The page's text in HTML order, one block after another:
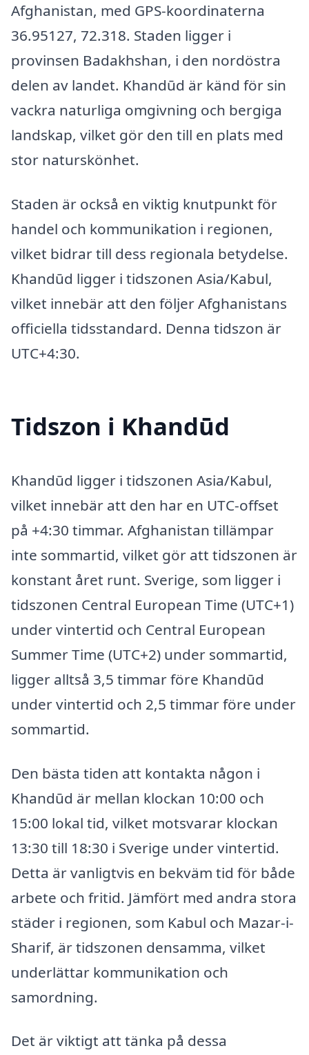
Afghanistan, med GPS-koordinaterna
36.95127, 72.318. Staden ligger i
provinsen Badakhshan, i den nordöstra
delen av landet. Khandūd är känd för sin
vackra naturliga omgivning och bergiga
landskap, vilket gör den till en plats med
stor naturskönhet.
Staden är också en viktig knutpunkt för
handel och kommunikation i regionen,
vilket bidrar till dess regionala betydelse.
Khandūd ligger i tidszonen Asia/Kabul,
vilket innebär att den följer Afghanistans
officiella tidsstandard. Denna tidszon är
UTC+4:30.
Tidszon i Khandūd
Khandūd ligger i tidszonen Asia/Kabul,
vilket innebär att den har en UTC-offset
på +4:30 timmar. Afghanistan tillämpar
inte sommartid, vilket gör att tidszonen är
konstant året runt. Sverige, som ligger i
tidszonen Central European Time (UTC+1)
under vintertid och Central European
Summer Time (UTC+2) under sommartid,
ligger alltså 3,5 timmar före Khandūd
under vintertid och 2,5 timmar före under
sommartid.
Den bästa tiden att kontakta någon i
Khandūd är mellan klockan 10:00 och
15:00 lokal tid, vilket motsvarar klockan
13:30 till 18:30 i Sverige under vintertid.
Detta är vanligtvis en bekväm tid för både
arbete och fritid. Jämfört med andra stora
städer i regionen, som Kabul och Mazar-i-
Sharif, är tidszonen densamma, vilket
underlättar kommunikation och
samordning.
Det är viktigt att tänka på dessa